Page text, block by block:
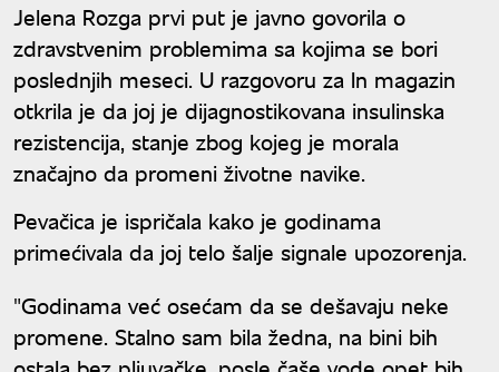
Jelena Rozga prvi put je javno govorila o
zdravstvenim problemima sa kojima se bori
poslednjih meseci. U razgovoru za In magazin
otkrila je da joj je dijagnostikovana insulinska
rezistencija, stanje zbog kojeg je morala
značajno da promeni životne navike.
Pevačica je ispričala kako je godinama
primećivala da joj telo šalje signale upozorenja.
"Godinama već osećam da se dešavaju neke
promene. Stalno sam bila žedna, na bini bih